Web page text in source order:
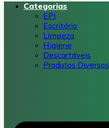
Categorias
EPI
Escritório
Limpeza
Higiene
Descartáveis
Produtos Diversos